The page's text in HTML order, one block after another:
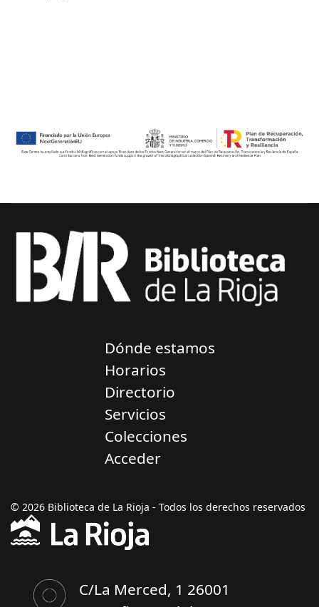
Dónde estamos
Horarios
Directorio
Servicios
Colecciones
Acceder
© 2026 Biblioteca de La Rioja - Todos los derechos reservados
C/La Merced, 1 26001